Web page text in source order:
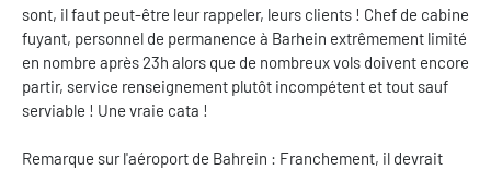
sont, il faut peut-être leur rappeler, leurs clients ! Chef de cabine
fuyant, personnel de permanence à Barhein extrêmement limité
en nombre après 23h alors que de nombreux vols doivent encore
partir, service renseignement plutôt incompétent et tout sauf
serviable ! Une vraie cata !
Remarque sur l'aéroport de Bahrein : Franchement, il devrait